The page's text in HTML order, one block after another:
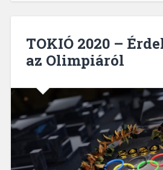
TOKIÓ 2020 –
az Olimpiáról